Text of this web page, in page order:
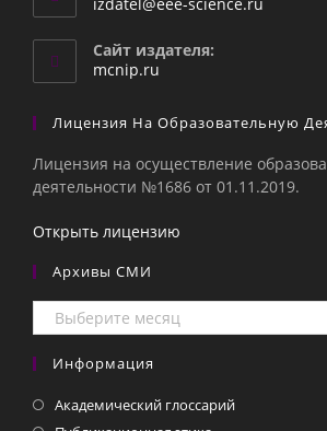
Сайт издателя:
mcnip.ru
Лицензия На Образовательную
Лицензия на осуществление
деятельности №1686 от 01.11.2019.
Открыть лицензию
Архивы СМИ
Архивы
СМИ
Информация
Академический глоссарий